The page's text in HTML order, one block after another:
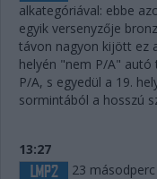
alkategóriával: ebbe
egyik versenyzője
távon nagyon kijött ez
helyén "nem P/A"
P/A, s egyedül a 19.
sormintából a hosszú
13:27
23